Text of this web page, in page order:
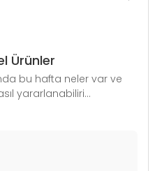
Ürünler
bu hafta neler var ve
yararlanabiliri...